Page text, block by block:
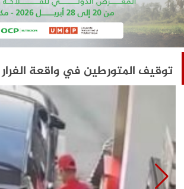
توقيف المتورطين في واقعة